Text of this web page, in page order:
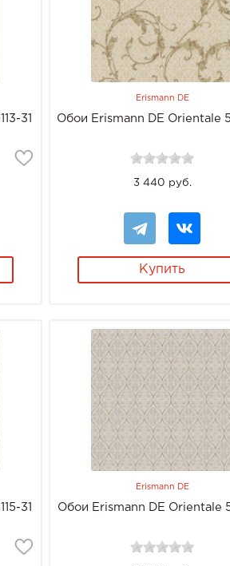
31
Erismann DE
Обои Erismann DE Orientale
3 440 руб.
Купить
31
Erismann DE
Обои Erismann DE Orientale